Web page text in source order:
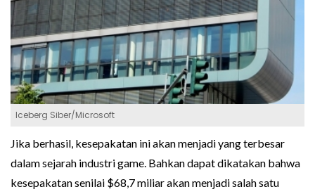
Iceberg Siber/Microsoft
Jika berhasil, kesepakatan ini akan menjadi yang terbesar
dalam sejarah industri game. Bahkan dapat dikatakan bahwa
kesepakatan senilai $68,7 miliar akan menjadi salah satu